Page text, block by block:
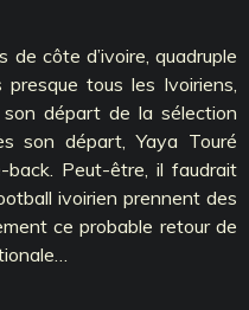
de côte d’ivoire, quadruple
tous les Ivoiriens,
départ de la sélection
son départ, Yaya Touré
back. Peut-être, il faudrait
ivoirien prennent des
ce probable retour de